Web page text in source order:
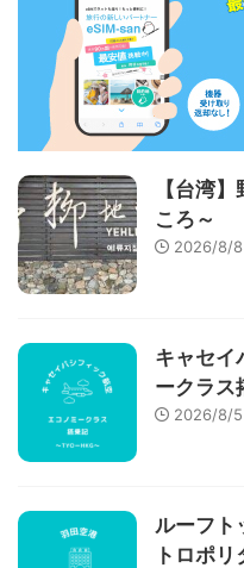
【台湾
ころ～
2026/8/8
キャセイ
ークラス
2026/8/5
ルーフト
トロポ